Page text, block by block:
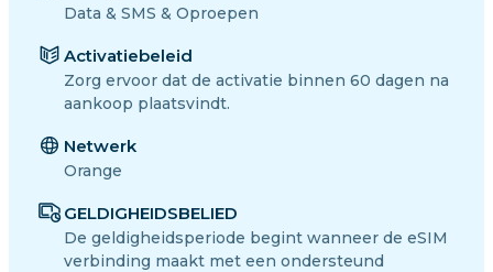
Data & SMS & Oproepen
Activatiebeleid
Zorg ervoor dat de activatie binnen 60 dagen na
aankoop plaatsvindt.
Netwerk
Orange
GELDIGHEIDSBELIED
De geldigheidsperiode begint wanneer de eSIM
verbinding maakt met een ondersteund